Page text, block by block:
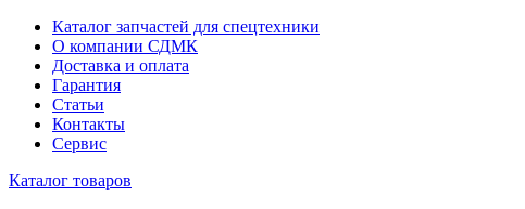
Каталог запчастей для спецтехники
О компании СДМК
Доставка и оплата
Гарантия
Статьи
Контакты
Сервис
Каталог товаров